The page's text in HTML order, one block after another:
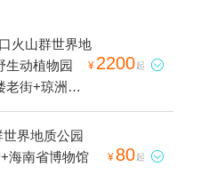
火山群世界地
生动植物园
老街+琼洲文
影公社+海口
本地玩乐+泰
鹅湖动物基地
狂欢水世界
¥ 2200起 
世界地质公园
海南省博物馆
¥ 80起 